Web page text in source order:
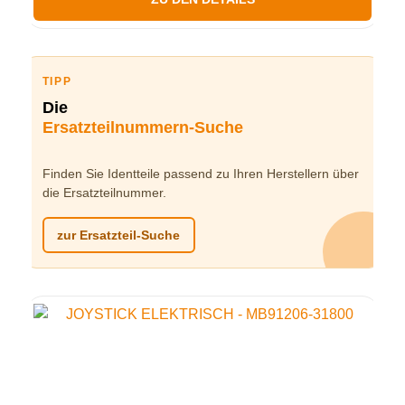
TIPP
Die
Ersatzteilnummern-Suche
Finden Sie Identteile passend zu Ihren Herstellern über
die Ersatzteilnummer.
zur Ersatzteil-Suche